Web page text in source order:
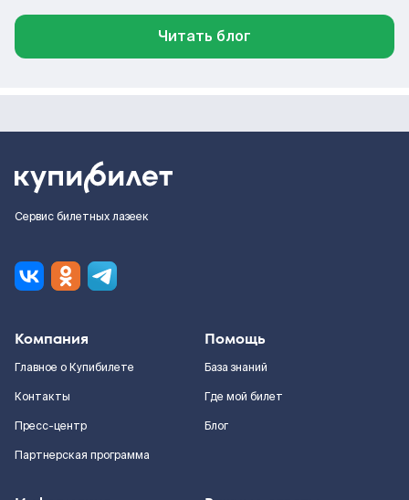
Читать блог
Сервис билетных лазеек
Компания
Главное о Купибилете
Контакты
Пресс-центр
Партнерская программа
Помощь
База знаний
Где мой билет
Блог